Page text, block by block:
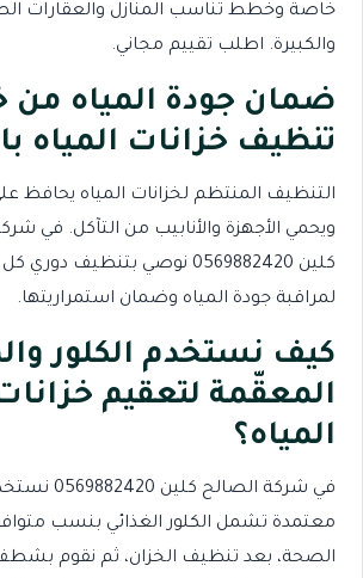
خاصة وخطط تناسب المنازل والعقارات
والكبيرة. اطلب تقييم مجاني.
ضمان جودة المياه من
تنظيف خزانات المياه
التنظيف المنتظم لخزانات المياه يحافظ
ويحمي الأجهزة والأنابيب من التآكل. في
لمراقبة جودة المياه وضمان استمراريتها.
كيف نستخدم الكلور
المعقّمة لتعقيم
المياه؟
في شركة
معتمدة تشمل الكلور الغذائي بنسب
الصحة، بعد تنظيف الخزان، ثم نقوم